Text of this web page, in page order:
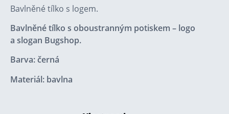
Bavlněné tílko s logem.
Bavlněné tílko s oboustranným potiskem – logo
a slogan Bugshop.
Barva: černá
Materiál: bavlna